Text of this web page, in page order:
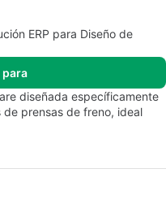
ERP para Diseño de
para
diseñada específicamente
prensas de freno, ideal